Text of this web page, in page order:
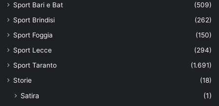
Sport Bari e Bat
(509)
Sport Brindisi
(262)
Sport Foggia
(150)
Sport Lecce
(294)
Sport Taranto
(1.691)
Storie
(18)
Satira (1)